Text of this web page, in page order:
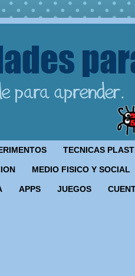
TECNICAS
MEDIO FISICO Y SOCIAL
APPS JUEGOS